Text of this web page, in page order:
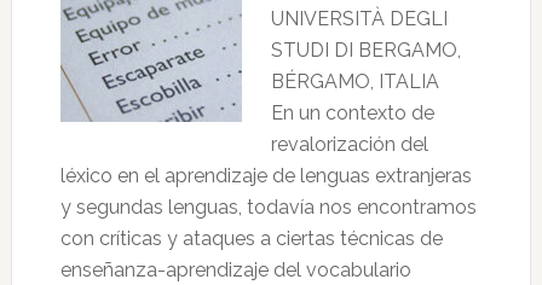
UNIVERSITÀ DEGLI
STUDI DI BERGAMO,
BÉRGAMO, ITALIA
En un contexto de
revalorización del
léxico en el aprendizaje de lenguas extranjeras
y segundas lenguas, todavía nos encontramos
con críticas y ataques a ciertas técnicas de
enseñanza-aprendizaje del vocabulario